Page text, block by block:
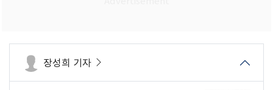
장성희 기자